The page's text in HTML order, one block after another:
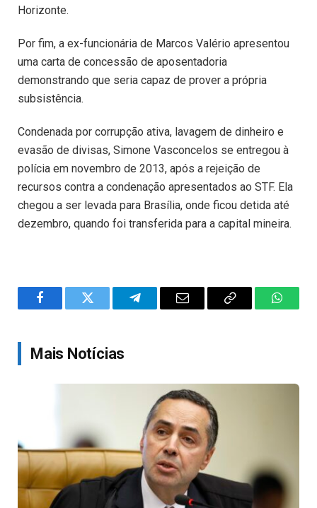
Horizonte.
Por fim, a ex-funcionária de Marcos Valério apresentou
uma carta de concessão de aposentadoria
demonstrando que seria capaz de prover a própria
subsistência.
Condenada por corrupção ativa, lavagem de dinheiro e
evasão de divisas, Simone Vasconcelos se entregou à
polícia em novembro de 2013, após a rejeição de
recursos contra a condenação apresentados ao STF. Ela
chegou a ser levada para Brasília, onde ficou detida até
dezembro, quando foi transferida para a capital mineira.
FacebookTwitter TelegramEmail
Copy
Mais Notícias